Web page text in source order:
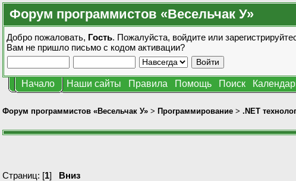
Форум программистов «Весельчак У»
Добро пожаловать, Гость. Пожалуйста, войдите или
Вам не пришло письмо с кодом активации?
Начало Наши сайты Правила Помощь Поиск
Форум программистов «Весельчак У» > Программирование > .NET
Страниц: [1] Вниз